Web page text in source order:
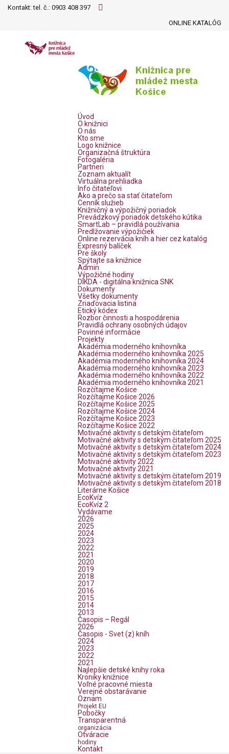
Kontakt: tel. č.: 0903 408 397
ONLINE KATALÓG
Úvod
O knižnici
O nás
Kto sme
Logo knižnice
Organizačná štruktúra
Fotogaléria
Partneri
Zoznam aktualít
Virtuálna prehliadka
Info čitateľovi
Ako a prečo sa stať čitateľom
Cenník služieb
Knižničný a výpožičný poriadok
Prevádzkový poriadok detského kútika
SmartLab – pravidlá používania
Predlžovanie výpožičiek
Online rezervácia kníh a hier cez katalóg
Expresný balíček
Pre školy
Spýtajte sa knižnice
Admin
Výpožičné hodiny
DIKDA - digitálna knižnica SNK
Dokumenty
Všetky dokumenty
Zriaďovacia listina
Etický kódex
Rozbor činnosti a hospodárenia
Pravidlá ochrany osobných údajov
Povinné informácie
Projekty
Akadémia moderného knihovníka
Akadémia moderného knihovníka 2025
Akadémia moderného knihovníka 2024
Akadémia moderného knihovníka 2023
Akadémia moderného knihovníka 2022
Akadémia moderného knihovníka 2021
Rozčítajme Košice
Rozčítajme Košice 2026
Rozčítajme Košice 2025
Rozčítajme Košice 2024
Rozčítajme Košice 2023
Rozčítajme Košice 2022
Motivačné aktivity s detským čitateľom
Motivačné aktivity s detským čitateľom 2025
Motivačné aktivity s detským čitateľom 2024
Motivačné aktivity s detským čitateľom 2023
Motivačné aktivity 2022
Motivačné aktivity 2021
Motivačné aktivity s detským čitateľom 2019
Motivačné aktivity s detským čitateľom 2018
Literárne Košice
EcoKvíz
EcoKvíz 2
Vydávame
2026
2025
2024
2023
2022
2021
2020
2019
2018
2017
2016
2015
2014
2013
Časopis – Regál
2026
Časopis - Svet (z) kníh
2024
2023
2022
2021
Najlepšie detské knihy roka
Kroniky knižnice
Voľné pracovné miesta
Verejné obstarávanie
Oznam
Projekt EU
Pobočky
Transparentná
organizácia
Otváracie
hodiny
Kontakt